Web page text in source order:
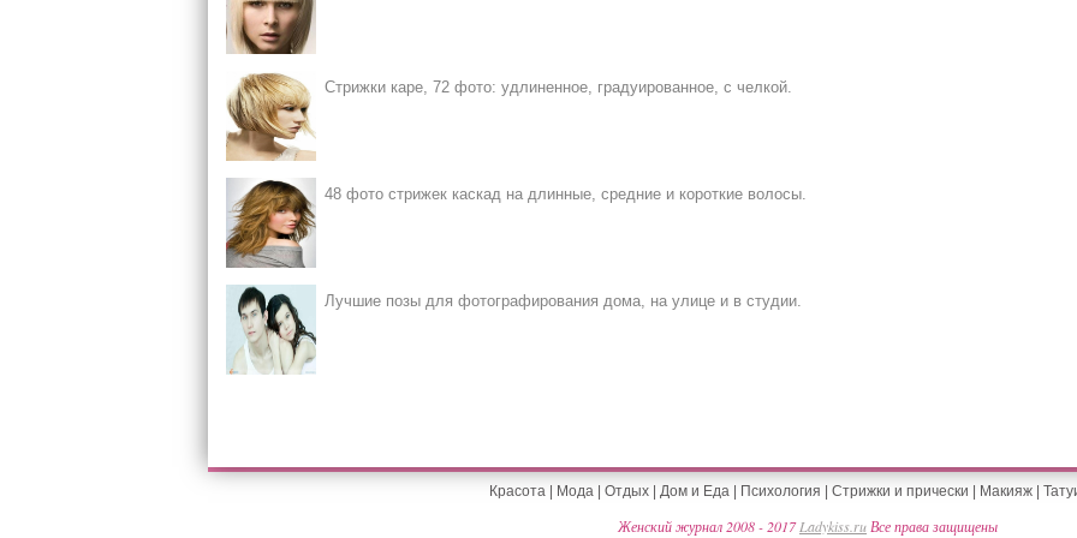
Стрижки каре, 72 фото: удлиненное, градуированное, с челкой.
48 фото стрижек каскад на длинные, средние и короткие волосы.
Лучшие позы для фотографирования дома, на улице и в студии.
Красота| Мода| Отдых| Дом и Еда| Психология Стрижки и прически Макияж|
Женский журнал 2008 - 2017Ladykiss.ru Все права защищены